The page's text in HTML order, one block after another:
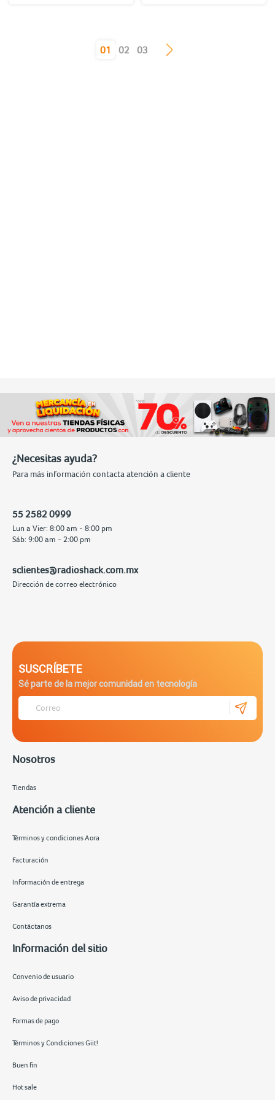
01
(current)02 03
¿Necesitas ayuda?
Para más información contacta atención a cliente
55 2582 0999
Lun a Vier: 8:00 am - 8:00 pm
Sáb: 9:00 am - 2:00 pm
sclientes@radioshack.com.mx
Dirección de correo electrónico
SUSCRÍBETE
Sé parte de la mejor comunidad en tecnología
Nosotros
Tiendas
Atención a cliente
Términos y condiciones Aora
Facturación
Información de entrega
Garantía extrema
Contáctanos
Información del sitio
Convenio de usuario
Aviso de privacidad
Formas de pago
Términos y Condiciones Giit!
Buen fin
Hot sale